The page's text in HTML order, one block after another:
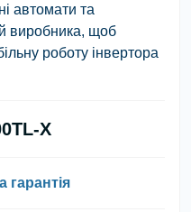
автомати та
виробника, щоб
роботу інвертора
X
гарантія